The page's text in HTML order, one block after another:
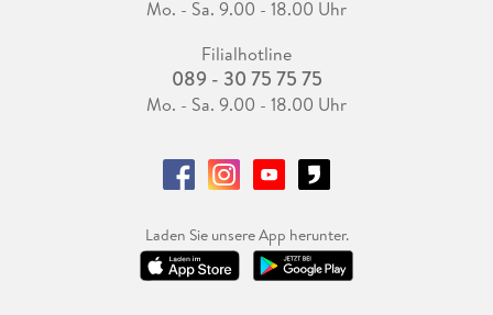
Mo. - Sa. 9.00 - 18.00 Uhr
Filialhotline
089 - 30 75 75 75
Mo. - Sa. 9.00 - 18.00 Uhr
Laden Sie unsere App herunter.